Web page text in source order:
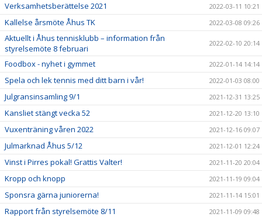
Verksamhetsberättelse 2021 2022-03-11 10:21
Kallelse årsmöte Åhus TK 2022-03-08 09:26
Aktuellt i Åhus tennisklubb – information från
styrelsemöte 8 februari
2022-02-10 20:14
Foodbox - nyhet i gymmet 2022-01-14 14:14
Spela och lek tennis med ditt barn i vår! 2022-01-03 08:00
Julgransinsamling 9/1 2021-12-31 13:25
Kansliet stängt vecka 52 2021-12-20 13:10
Vuxenträning våren 2022 2021-12-16 09:07
Julmarknad Åhus 5/12 2021-12-01 12:24
Vinst i Pirres pokal! Grattis Valter! 2021-11-20 20:04
Kropp och knopp 2021-11-19 09:04
Sponsra gärna juniorerna! 2021-11-14 15:01
Rapport från styrelsemöte 8/11 2021-11-09 09:48